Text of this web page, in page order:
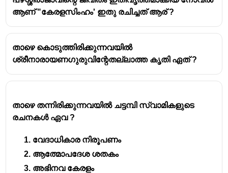
ബദരീനാഥിലുള്ള ജ്യോതിർമഠം
. ഭാരതത്തിന്റെ
നാല് ദിക്കുകളിലായി അദ്ദേഹം സ്ഥാപിച്ച ഈ
വടക്ക്:ജ്യോതിർമഠം (ജ്യോതിർമഠ് / ജോഷിമഠ്),
ബദരീനാഥ്, ഉത്തരാഖണ്ഡ്.
കിഴക്ക്:ഗോവർദ്ധന മഠം, പുരി, ഒഡീഷ.
ശൃംഗേരി, കർണ്ണാടക.
പടിഞ്ഞാറ്:ദ്വാരകാ പീഠം (ദ്വാരകാ ശാരദാ മഠം),
ഈ മഠങ്ങളെല്ലാം ശങ്കരാചാര്യരുടെ അദ്വൈത
ദർശനത്തിന്റെ പ്രചാരണ കേന്ദ്രങ്ങളായി
ആണ് "കേരളസിംഹം' ഇതു രചിച്ചത് ആര് ?
താഴെ കൊടുത്തിരിക്കുന്നവയിൽ
ശ്രീനാരായണഗുരുവിന്റേതല്ലാത്ത കൃതി ഏത് ?
താഴെ തന്നിരിക്കുന്നവയിൽ ചട്ടമ്പി സ്വാമികളുടെ
രചനകൾ ഏവ ?
വേദാധികാര നിരൂപണം
ആത്മോപദേശ ശതകം
അഭിനവ കേരളം